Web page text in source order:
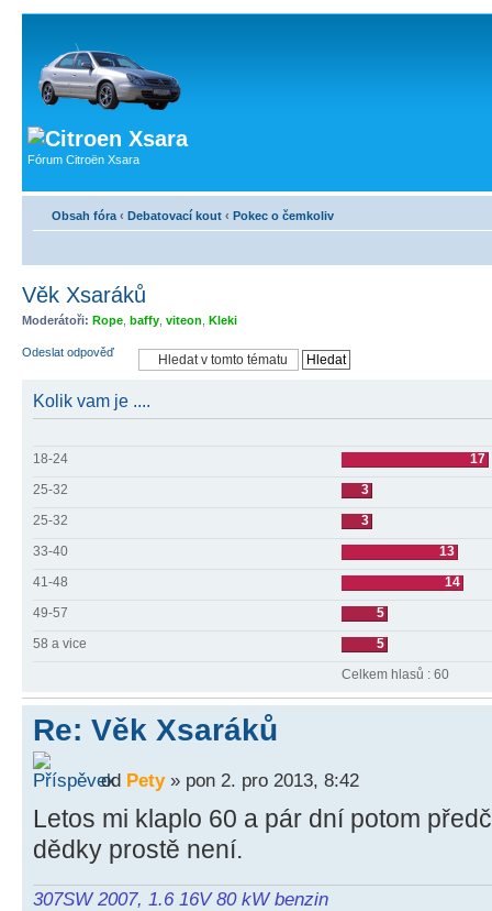
Fórum Citroën Xsara
Obsah fóra ‹ Debatovací kout ‹ Pokec o čemkoliv
Věk Xsaráků
Moderátoři: Rope baffy viteon Kleki
Odeslat odpověď
Kolik vam je ....
18-24
17
25-32
3
25-32
3
33-40
13
41-48
14
49-57
5
58 a vice
5
Celkem hlasů : 60
Re: Věk Xsaráků
od Pety» pon 2. pro 2013, 8:42
Letos mi klaplo 60 a pár dní potom
dědky prostě není.
307SW 2007, 1.6 16V 80 kW benzin